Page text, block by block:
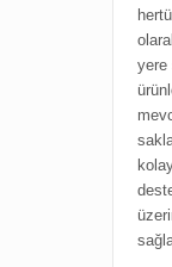
yere